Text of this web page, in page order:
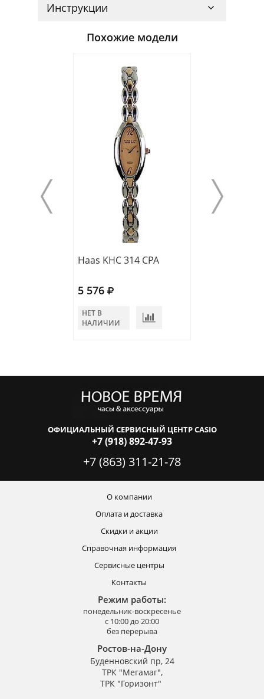
Инструкции
Похожие модели
Haas KHC 314 CPA
5 576
НЕТ В
НАЛИЧИИ
ОФИЦИАЛЬНЫЙ СЕРВИСНЫЙ ЦЕНТР CASIO
+7 (918) 892-47-93
+7 (863) 311-21-78
О компании
Оплата и доставка
Скидки и акции
Справочная информация
Сервисные центры
Контакты
Режим работы:
понедельник-воскресенье
с 10:00 до 20:00
без перерыва
Ростов-на-Дону
Буденновский пр, 24
ТРК "Мегамаг",
ТРК "Горизонт"